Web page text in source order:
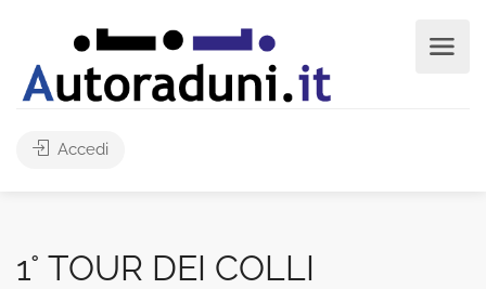
Accedi
1° TOUR DEI COLLI